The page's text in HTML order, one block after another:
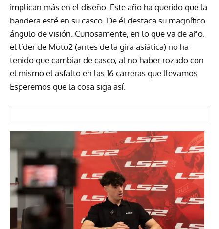
implican más en el diseño. Este año ha querido que la
bandera esté en su casco. De él destaca su magnífico
ángulo de visión. Curiosamente, en lo que va de año,
el líder de Moto2 (antes de la gira asiática) no ha
tenido que cambiar de casco, al no haber rozado con
el mismo el asfalto en las 16 carreras que llevamos.
Esperemos que la cosa siga así.